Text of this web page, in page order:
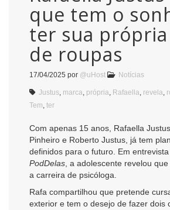
que tem o
ter sua
de roupas
17/04/2025 por @uHost Notícias
Justus marca própria Rafaella revela
Tem ter
Com apenas 15 anos, Rafaella
Pinheiro e Roberto Justus, já tem
definidos para o futuro. Em
PodDelas , a adolescente revelou
a carreira de psicóloga.
Rafa compartilhou que pretende
exterior e tem o desejo de fazer dois